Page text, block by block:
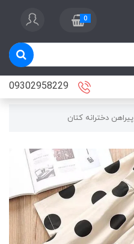
0
پيراهن دخترانه كتان